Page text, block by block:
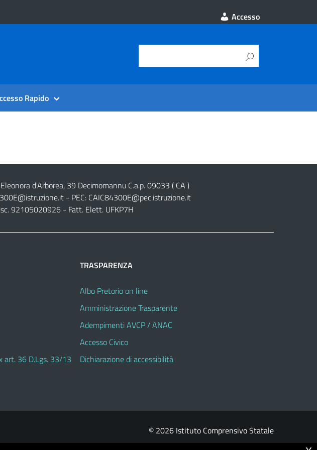
Accesso
Rapido
d'Arborea, 39 Decimomannu C.a.p. 09033 ( CA )
- PEC: CAIC84300E@pec.istruzione.it
92105020926 - Fatt. Elett. UFKP7H
art. 36 D.Lgs. 33/13
TRASPARENZA
Albo Pretorio on line
Amministrazione Trasparente
Adempimenti AVCP / ANAC
Accesso Civico
Dichiarazione di accessibilità
© 2026 Istituto Comprensivo Statale